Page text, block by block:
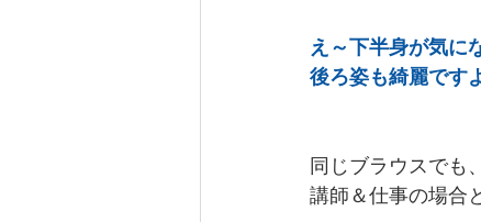
え～下半身が気に
後ろ姿も綺麗です
同じブラウスでも
講師＆仕事の場合